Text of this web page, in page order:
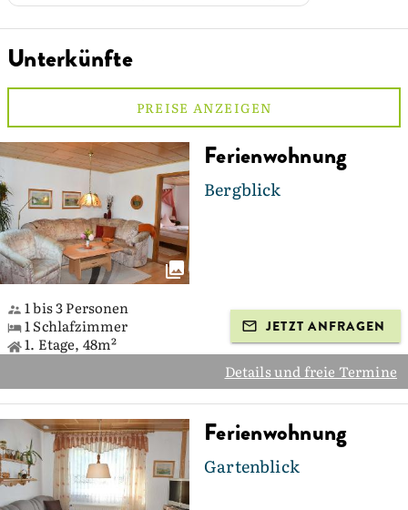
Unterkünfte
PREISE ANZEIGEN
Ferienwohnung
Bergblick
1 bis 3 Personen
1 Schlafzimmer
1. Etage, 48m²
JETZT ANFRAGEN
Details und freie Termine
Ferienwohnung
Gartenblick